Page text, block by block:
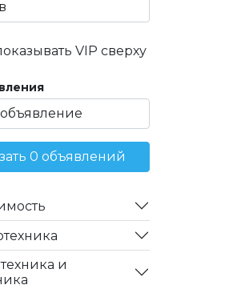
VIP сверху
0 объявлений
и